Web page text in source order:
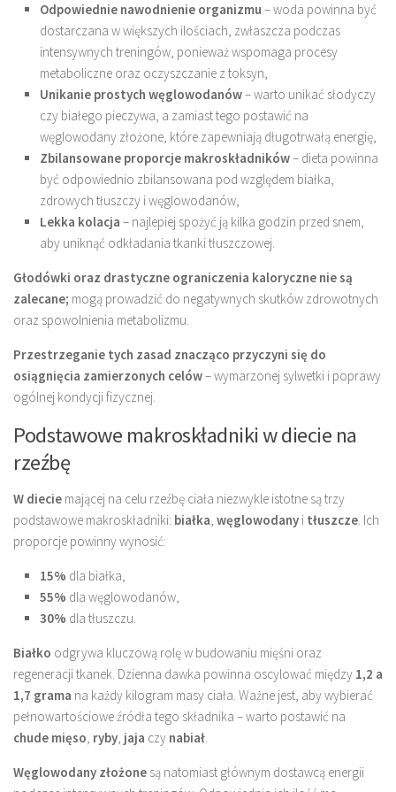
Odpowiednie nawodnienie organizmu – woda powinna być
dostarczana w większych ilościach, zwłaszcza podczas
intensywnych treningów, ponieważ wspomaga procesy
metaboliczne oraz oczyszczanie z toksyn,
Unikanie prostych węglowodanów– warto unikać słodyczy
czy białego pieczywa, a zamiast tego postawić na
węglowodany złożone, które zapewniają długotrwałą energię,
Zbilansowane proporcje makroskładników– dieta powinna
być odpowiednio zbilansowana pod względem białka,
zdrowych tłuszczy i węglowodanów,
Lekka kolacja – najlepiej spożyć ją kilka godzin przed snem,
aby uniknąć odkładania tkanki tłuszczowej.
Głodówki oraz drastyczne ograniczenia kaloryczne nie są
zalecane; mogą prowadzić do negatywnych skutków zdrowotnych
oraz spowolnienia metabolizmu.
Przestrzeganie tych zasad znacząco przyczyni się do
osiągnięcia zamierzonych celów– wymarzonej sylwetki i poprawy
ogólnej kondycji fizycznej.
Podstawowe makroskładniki w diecie na
rzeźbę
W diecie mającej na celu rzeźbę ciała niezwykle istotne są trzy
podstawowe makroskładniki: białka, węglowodany i tłuszcze. Ich
proporcje powinny wynosić:
15% dla białka,
55% dla węglowodanów,
30% dla tłuszczu.
Białko odgrywa kluczową rolę w budowaniu mięśni oraz
regeneracji tkanek. Dzienna dawka powinna oscylować między 1,2 a
1,7 grama na każdy kilogram masy ciała. Ważne jest, aby wybierać
pełnowartościowe źródła tego składnika – warto postawić na
chude mięso, ryby, jaja czy nabiał.
Węglowodany złożone są natomiast głównym dostawcą energii